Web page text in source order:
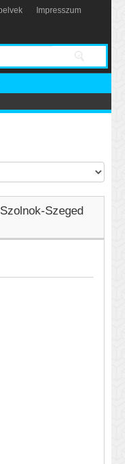
Impresszum
Szeged